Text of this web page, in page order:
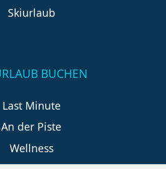
Skiurlaub
BUCHEN
Last Minute
An der Piste
Wellness